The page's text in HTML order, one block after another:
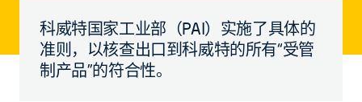
科威特国家工业部（PAI）实施了具体的
准则，以核查出口到科威特的所有“受管
制产品”的符合性。